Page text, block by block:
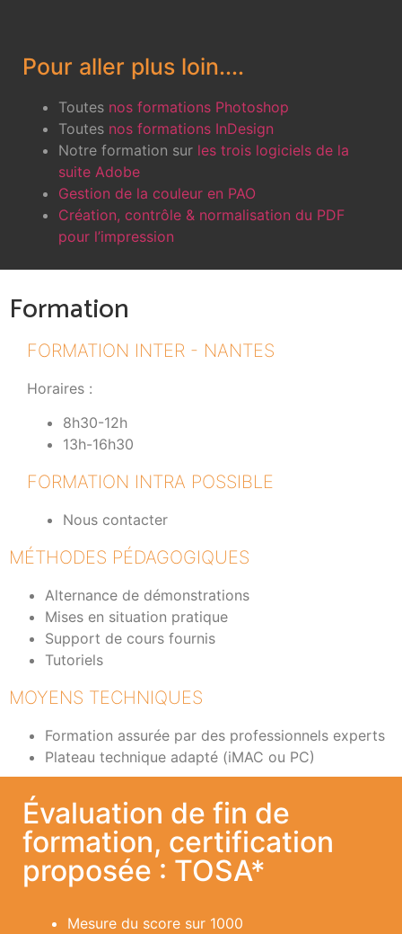
Pour aller plus loin....
Toutes nos formations Photoshop
Toutes nos formations InDesign
Notre formation sur les trois logiciels de la
suite Adobe
Gestion de la couleur en PAO
Création, contrôle & normalisation du PDF
pour l’impression
Formation
FORMATION INTER - NANTES
Horaires :
8h30-12h
13h-16h30
FORMATION INTRA POSSIBLE
Nous contacter
MÉTHODES PÉDAGOGIQUES
Alternance de démonstrations
Mises en situation pratique
Support de cours fournis
Tutoriels
MOYENS TECHNIQUES
Formation assurée par des professionnels experts
Plateau technique adapté (iMAC ou PC)
Évaluation de fin de
formation, certification
proposée : TOSA*
Mesure du score sur 1000